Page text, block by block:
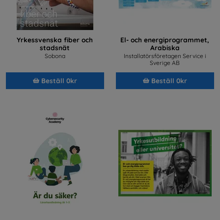
Yrkessvenska fiber och
stadsnät
Sobona
Beställ 0kr
El- och energiprogrammet,
Arabiska
Installatörsföretagen Service i
Sverige AB
Beställ 0kr